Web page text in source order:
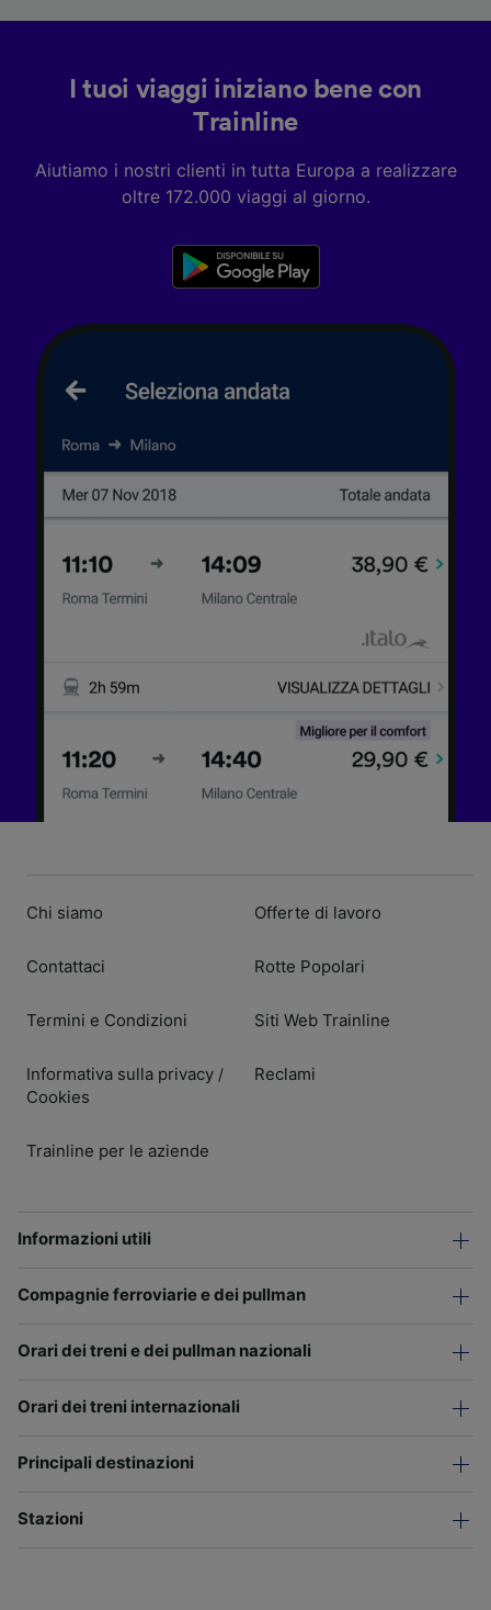
I tuoi viaggi iniziano bene con
Trainline
Aiutiamo i nostri clienti in tutta Europa a realizzare
oltre 172.000 viaggi al giorno.
Chi siamo
Contattaci
Termini e Condizioni
Informativa sulla privacy /
Cookies
Trainline per le aziende
Offerte di lavoro
Rotte Popolari
Siti Web Trainline
Reclami
Informazioni utili
Compagnie ferroviarie e dei pullman
Orari dei treni e dei pullman nazionali
Orari dei treni internazionali
Principali destinazioni
Stazioni